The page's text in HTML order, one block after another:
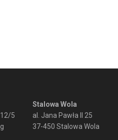
5
Stalowa Wola
al. Jana Pawła II 25
37-450 Stalowa Wola